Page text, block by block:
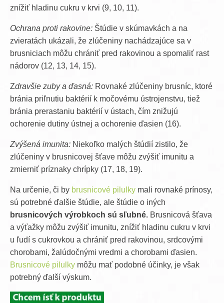
znížiť hladinu cukru v krvi (9, 10, 11).
Ochrana proti rakovine: Štúdie v skúmavkách a na
zvieratách ukázali, že zlúčeniny nachádzajúce sa v
brusniciach môžu chrániť pred rakovinou a spomaliť rast
nádorov (12, 13, 14, 15).
Zdravšie zuby a ďasná: Rovnaké zlúčeniny brusníc, ktoré
bránia priľnutiu baktérií k močovému ústrojenstvu, tiež
bránia prerastaniu baktérií v ústach, čím znižujú
ochorenie dutiny ústnej a ochorenie ďasien (16).
Zvýšená imunita: Niekoľko malých štúdií zistilo, že
zlúčeniny v brusnicovej šťave môžu zvýšiť imunitu a
zmierniť príznaky chrípky (17, 18, 19).
Na určenie, či by brusnicové pilulky mali rovnaké prínosy,
sú potrebné ďalšie štúdie, ale štúdie o iných
brusnicových výrobkoch sú sľubné. Brusnicová šťava
a výťažky môžu zvýšiť imunitu, znížiť hladinu cukru v krvi
u ľudí s cukrovkou a chrániť pred rakovinou, srdcovými
chorobami, žalúdočnými vredmi a chorobami ďasien.
Brusnicové pilulky môžu mať podobné účinky, je však
potrebný ďalší výskum.